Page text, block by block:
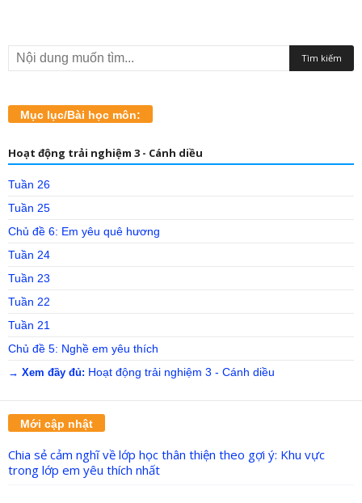
Mục lục/Bài học môn:
Hoạt động trải nghiệm 3 - Cánh diều
Tuần 26
Tuần 25
Chủ đề 6: Em yêu quê hương
Tuần 24
Tuần 23
Tuần 22
Tuần 21
Chủ đề 5: Nghề em yêu thích
→ Xem đầy đủ: Hoạt động trải nghiệm 3 - Cánh diều
Mới cập nhật
Chia sẻ cảm nghĩ về lớp học thân thiện theo gợi ý: Khu vực
trong lớp em yêu thích nhất